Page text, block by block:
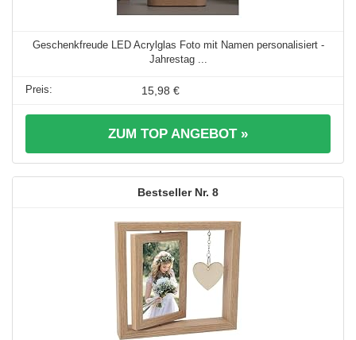
Geschenkfreude LED Acrylglas Foto mit Namen personalisiert -
Jahrestag ...
15,98 €
ZUM TOP ANGEBOT »
8